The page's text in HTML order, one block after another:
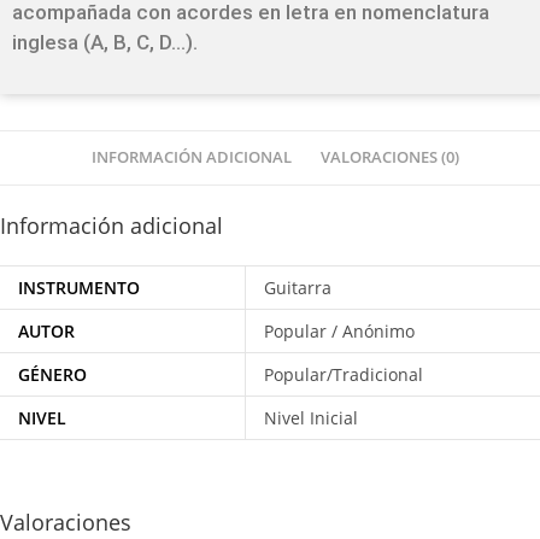
acompañada con acordes en letra en nomenclatura
inglesa (A, B, C, D…).
INFORMACIÓN ADICIONAL VALORACIONES (0)
Información adicional
INSTRUMENTO
Guitarra
AUTOR
Popular / Anónimo
GÉNERO
Popular/Tradicional
NIVEL
Nivel Inicial
Valoraciones